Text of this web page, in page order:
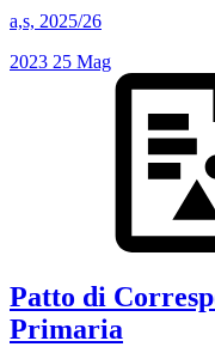
a,s, 2025/26
2023 25 Mag
Patto di
Primaria